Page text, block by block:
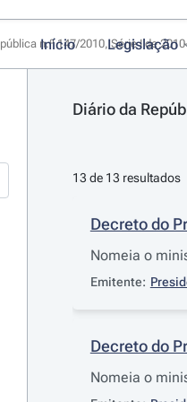
Início Legislação
n.º 147/2010, Série I de
Diário da
13 de 13 resultados
Decreto do
Nomeia o
Emitente:
Decreto do
Nomeia o